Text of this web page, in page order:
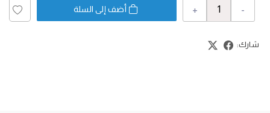
-
+ أضف إلى السلة
شارك: